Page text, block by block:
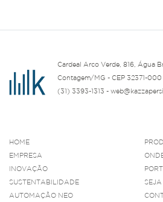
Cardeal Arco Verde, 816, Água
Contagem/MG - CEP 32371-000
(31) 3393-1313 -
HOME
EMPRESA
INOVAÇÃO
SUSTENTABILIDADE
AUTOMAÇÃO NEO